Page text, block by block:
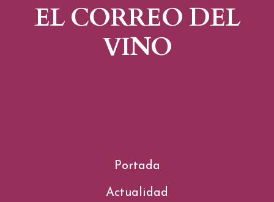
EL CORREO DEL
VINO
Portada
Actualidad